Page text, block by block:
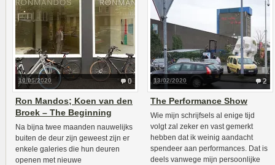
0
10/05/2020
Ron Mandos; Koen van den
Broek – The Beginning
Na bijna twee maanden nauwelijks
buiten de deur zijn geweest zijn er
enkele galeries die hun deuren
openen met nieuwe
2
13/02/2020
The Performance Show
Wie mijn schrijfsels al enige tijd
volgt zal zeker en vast gemerkt
hebben dat ik weinig aandacht
spendeer aan performances. Dat is
deels vanwege mijn persoonlijke